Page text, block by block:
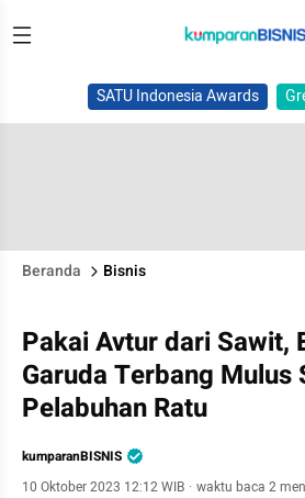
SATU Indonesia Awards
Beranda Bisnis
Pakai Avtur dari Sawit,
Garuda Terbang Mulus
Pelabuhan Ratu
kumparanBISNIS
10 Oktober 2023 12:12 WIB · waktu baca 2